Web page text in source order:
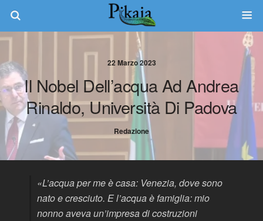
22 Marzo 2023
Il Nobel Dell’acqua Ad Andrea
Rinaldo, Università Di Padova
Redazione
«L’acqua per me è casa: Venezia, dove sono
nato e cresciuto. E l’acqua è famiglia: mio
nonno aveva un’impresa di costruzioni